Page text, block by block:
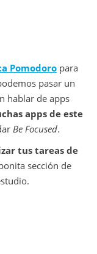
Pomodoro para
pasar un
hablar de apps
apps de este
Be Focused.
tus tareas de
sección de